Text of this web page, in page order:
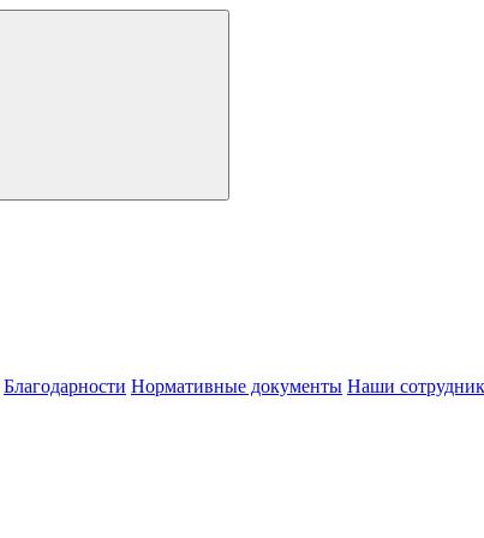
Благодарности Нормативные документы Наши